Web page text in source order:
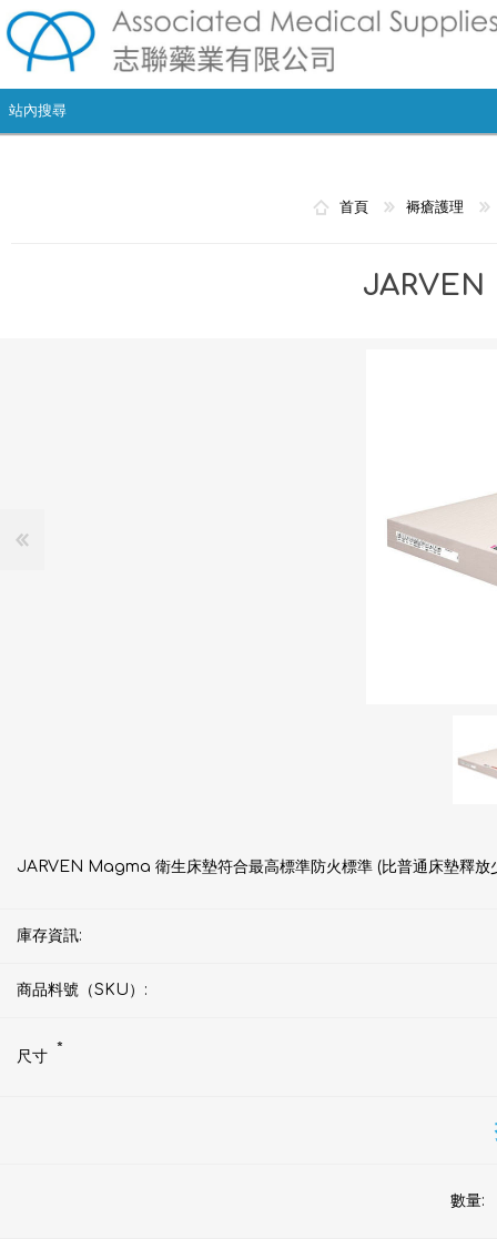
首頁 褥瘡護理
JARVEN
JARVEN Magma 衛生床墊符合最高標準防火標準 (比普通床墊釋放
庫存資訊:
商品料號（SKU）:
尺寸 *
數量: